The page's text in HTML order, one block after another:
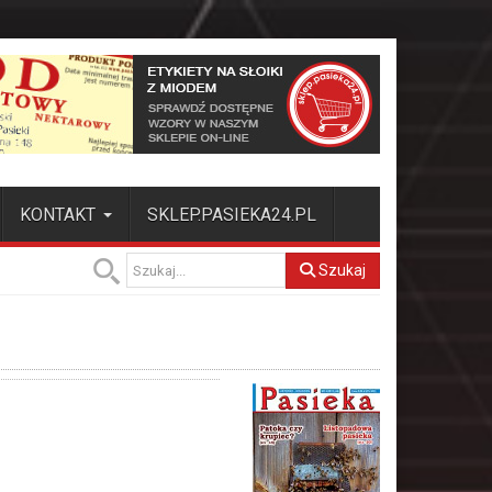
KONTAKT SKLEP.PASIEKA24.PL
Szukaj